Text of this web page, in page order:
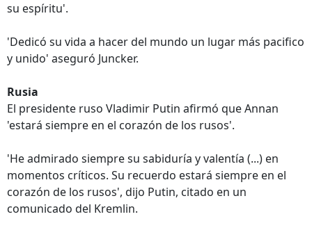
su espíritu'.
'Dedicó su vida a hacer del mundo un lugar más pacifico
y unido' aseguró Juncker.
Rusia
El presidente ruso Vladimir Putin afirmó que Annan
'estará siempre en el corazón de los rusos'.
'He admirado siempre su sabiduría y valentía (...) en
momentos críticos. Su recuerdo estará siempre en el
corazón de los rusos', dijo Putin, citado en un
comunicado del Kremlin.